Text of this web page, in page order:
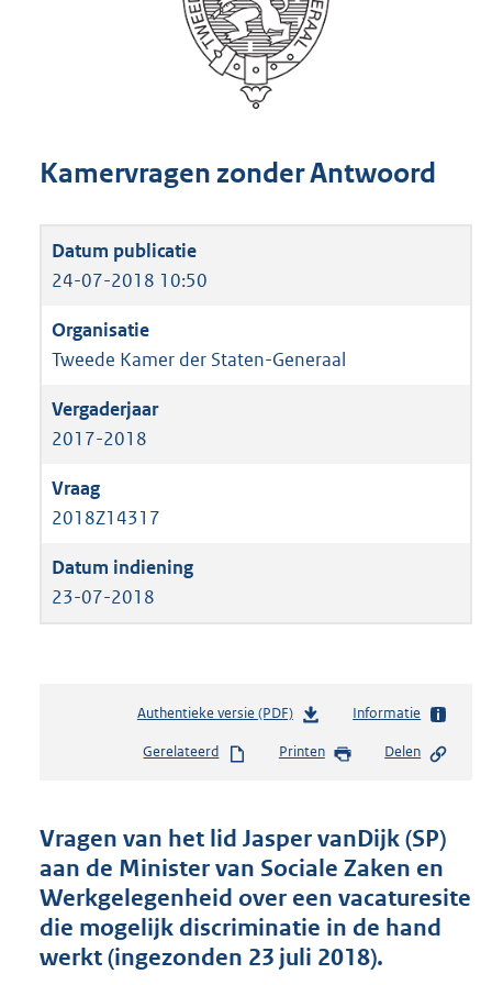
Kamervragen zonder Antwoord
24-07-2018 10:50
Tweede Kamer der Staten-Generaal
2017-2018
2018Z14317
23-07-2018
Authentieke versie (PDF)b
s
d
s
g
r
o
o
Informatie
Gerelateerd Printen Delen
Vragen van het lid Jasper vanDijk (SP)
aan de Minister van Sociale Zaken en
Werkgelegenheid over een vacaturesite
die mogelijk discriminatie in de hand
werkt (ingezonden 23 juli 2018).